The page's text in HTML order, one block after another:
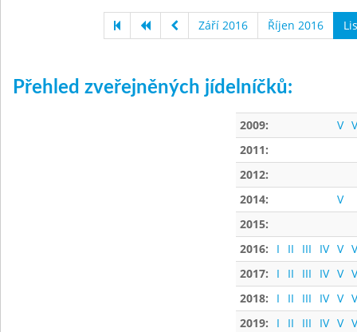
Září 2016 Říjen 2016
Přehled zveřejněných jídelníčků:
2009: V
2011:
2012:
2014:
V
2015:
2016:
I II III IV V
2017:
I II III IV V
2018:
I II III IV V
2019:
I II III IV V